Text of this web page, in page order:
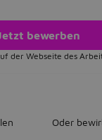
bewerben
der Webseite des
Oder